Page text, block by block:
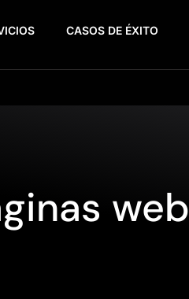
CASOS DE ÉXITO
web